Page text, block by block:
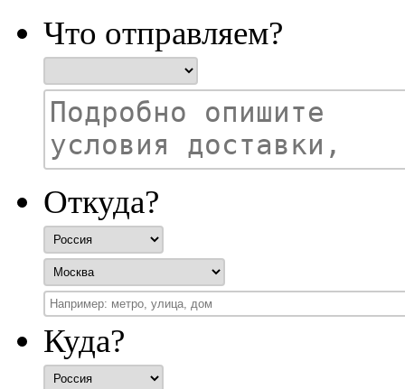
Что отправляем?
Откуда?
Куда?